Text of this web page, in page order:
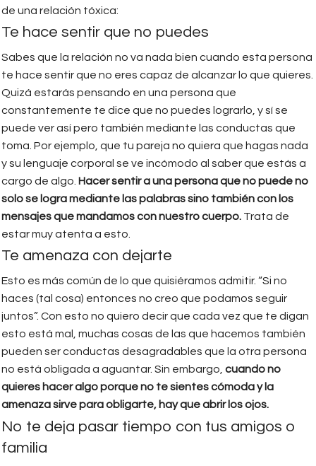
de una relación tóxica:
Te hace sentir que no puedes
Sabes que la relación no va nada bien cuando esta persona
te hace sentir que no eres capaz de alcanzar lo que quieres.
Quizá estarás pensando en una persona que
constantemente te dice que no puedes lograrlo, y sí se
puede ver así pero también mediante las conductas que
toma. Por ejemplo, que tu pareja no quiera que hagas nada
y su lenguaje corporal se ve incómodo al saber que estás a
cargo de algo. Hacer sentir a una persona que no puede no
solo se logra mediante las palabras sino también con los
mensajes que mandamos con nuestro cuerpo. Trata de
estar muy atenta a esto.
Te amenaza con dejarte
Esto es más común de lo que quisiéramos admitir. “Si no
haces (tal cosa) entonces no creo que podamos seguir
juntos”. Con esto no quiero decir que cada vez que te digan
esto está mal, muchas cosas de las que hacemos también
pueden ser conductas desagradables que la otra persona
no está obligada a aguantar. Sin embargo, cuando no
quieres hacer algo porque no te sientes cómoda y la
amenaza sirve para obligarte, hay que abrir los ojos.
No te deja pasar tiempo con tus amigos o
familia